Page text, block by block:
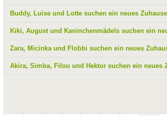
Buddy, Luise und Lotte suchen ein neues Zuhause
Kiki, August und Kaninchenmädels suchen ein
Zara, Micinka und Flobbi suchen ein neues
Akira, Simba, Filou und Hektor suchen ein neues